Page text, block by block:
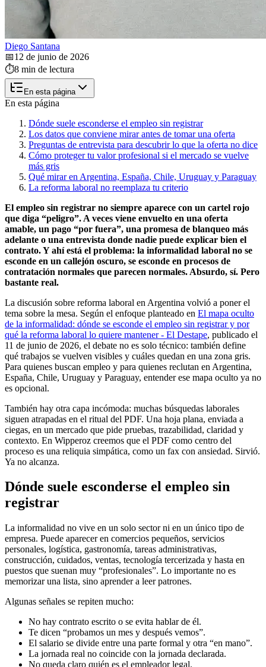
Diego Santana
📅12 de junio de 2026
⏱️8 min de lectura
En esta página
En esta página
Dónde suele esconderse el empleo sin registrar
Los datos que conviene mirar antes de tomar una oferta
Preguntas de entrevista para descubrir lo que la oferta no dice
Cómo proteger tu valor profesional si el mercado se vuelve
más gris
Qué mirar en Argentina, España, Chile, Uruguay y Paraguay
La reforma laboral no reemplaza tu criterio
El empleo sin registrar no siempre aparece con un cartel rojo
que diga “peligro”. A veces viene envuelto en una oferta
amable, un pago “por fuera”, una promesa de blanqueo más
adelante o una entrevista donde nadie puede explicar bien el
contrato. Y ahí está el problema: la informalidad laboral no se
esconde en un callejón oscuro, se esconde en procesos de
contratación normales que parecen normales. Absurdo, sí. Pero
bastante real.
La discusión sobre reforma laboral en Argentina volvió a poner el
tema sobre la mesa. Según el enfoque planteado en El mapa oculto
de la informalidad: dónde se esconde el empleo sin registrar y por
qué la reforma laboral lo quiere mantener - El Destape, publicado el
11 de junio de 2026, el debate no es solo técnico: también define
qué trabajos se vuelven visibles y cuáles quedan en una zona gris.
Para quienes buscan empleo y para quienes reclutan en Argentina,
España, Chile, Uruguay y Paraguay, entender ese mapa oculto ya no
es opcional.
También hay otra capa incómoda: muchas búsquedas laborales
siguen atrapadas en el ritual del PDF. Una hoja plana, enviada a
ciegas, en un mercado que pide pruebas, trazabilidad, claridad y
contexto. En Wipperoz creemos que el PDF como centro del
proceso es una reliquia simpática, como un fax con ansiedad. Sirvió.
Ya no alcanza.
Dónde suele esconderse el empleo sin
registrar
La informalidad no vive en un solo sector ni en un único tipo de
empresa. Puede aparecer en comercios pequeños, servicios
personales, logística, gastronomía, tareas administrativas,
construcción, cuidados, ventas, tecnología tercerizada y hasta en
puestos que suenan muy “profesionales”. Lo importante no es
memorizar una lista, sino aprender a leer patrones.
Algunas señales se repiten mucho:
No hay contrato escrito o se evita hablar de él.
Te dicen “probamos un mes y después vemos”.
El salario se divide entre una parte formal y otra “en mano”.
La jornada real no coincide con la jornada declarada.
No queda claro quién es el empleador legal.